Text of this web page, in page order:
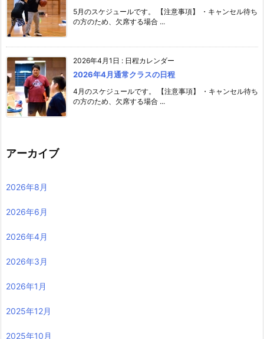
5月のスケジュールです。 【注意事項】 ・キャンセル待ち
の方のため、欠席する場合 ...
2026年4月1日 : 日程カレンダー
2026年4月通常クラスの日程
4月のスケジュールです。 【注意事項】 ・キャンセル待ち
の方のため、欠席する場合 ...
アーカイブ
2026年8月
2026年6月
2026年4月
2026年3月
2026年1月
2025年12月
2025年10月